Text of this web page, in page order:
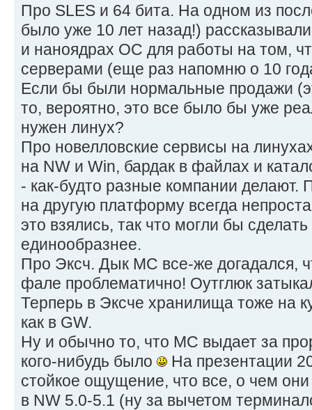
Про SLES и 64 бита. На одном из
было уже 10 лет назад!)
и наноядрах ОС для работы на том,
серверами (еще раз напомню о 10
Если бы были нормальные продажи
то, вероятно, это все было бы уже
нужен линух?
Про новелловские сервисы на
на NW и Win, бардак в файлах и
- как-будто разные компании делают.
на другую платформу всегда
это взялись, так что могли бы
единообразнее.
Про Эксч. Дык МС все-же догадался,
фале проблематично! Оутглюк
Терперь в Эксче хранилища тоже на
как в GW.
Ну и обычно то, что МС выдает за
кого-нибудь было
На презентации
стойкое ощущение, что все, о чем
в NW 5.0-5.1 (ну за вычетом